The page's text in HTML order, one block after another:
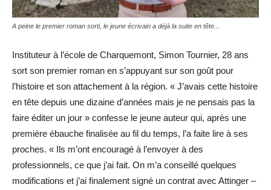
A peine le premier roman sorti, le jeune écrivain a déjà la suite en tête...
Instituteur à l’école de Charquemont, Simon Tournier, 28 ans
sort son premier roman en s’appuyant sur son goût pour
l’histoire et son attachement à la région. « J’avais cette histoire
en tête depuis une dizaine d’années mais je ne pensais pas la
faire éditer un jour » confesse le jeune auteur qui, après une
première ébauche finalisée au fil du temps, l’a faite lire à ses
proches. « Ils m’ont encouragé à l’envoyer à des
professionnels, ce que j’ai fait. On m’a conseillé quelques
modifications et j’ai finalement signé un contrat avec Attinger –